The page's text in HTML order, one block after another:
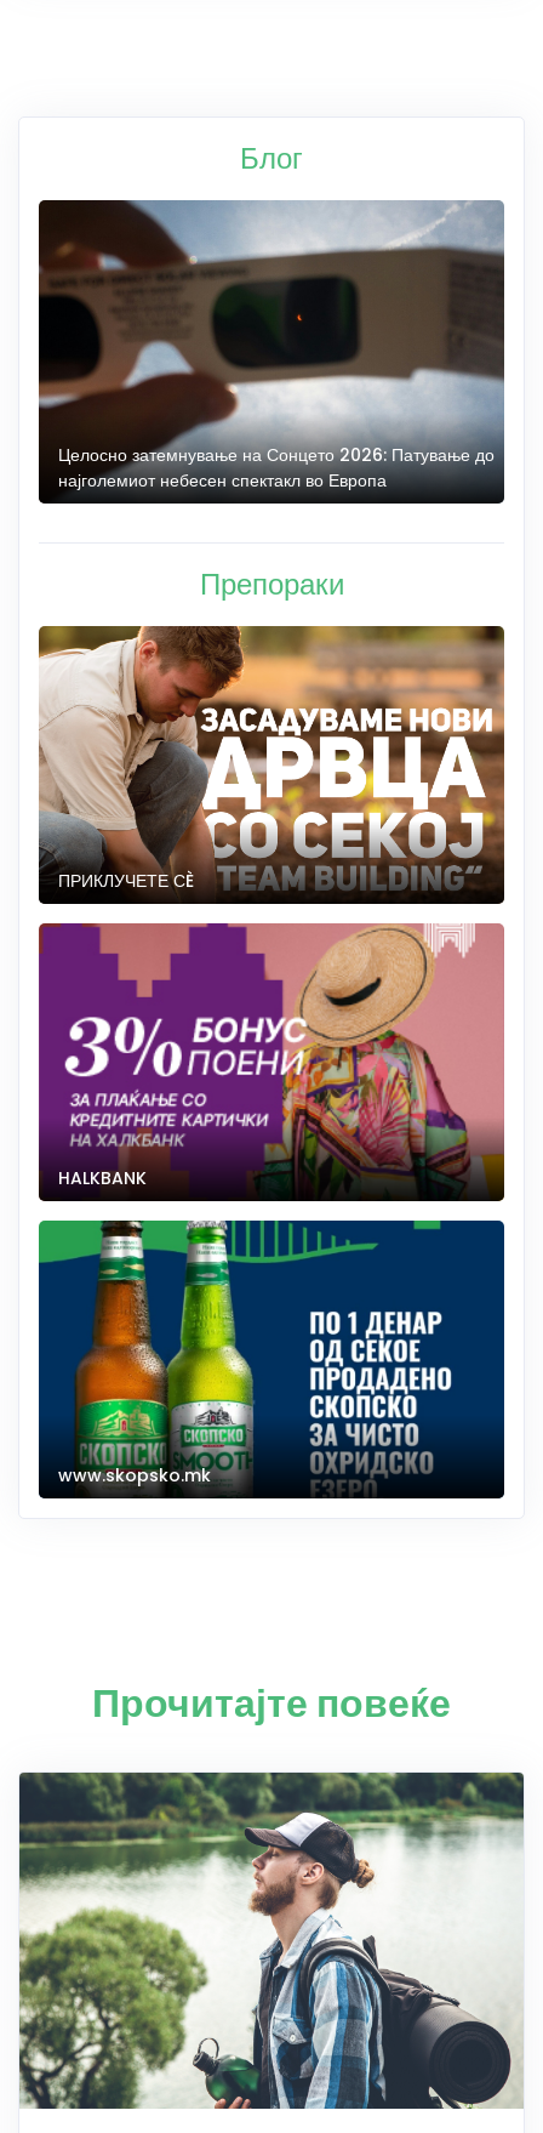
Блог
Целосно затемнување на Сонцето 2026: Патување до
најголемиот небесен спектакл во Европа
Препораки
ПРИКЛУЧЕТЕ СÈ
HALKBANK
www.skopsko.mk
Прочитајте повеќе